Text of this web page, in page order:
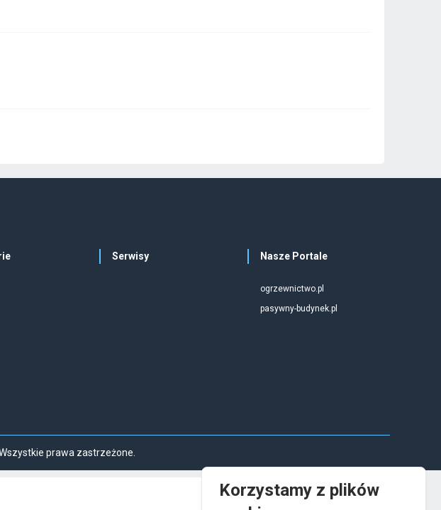
Serwisy Nasze Portale
ogrzewnictwo.pl
pasywny-budynek.pl
prawa zastrzeżone.
Korzystamy z plików